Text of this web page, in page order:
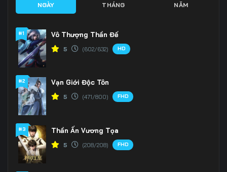
NGÀY THÁNG NĂM
#1 Vô Thượng Thần Đế
5 (602/632) HD
#2 Vạn Giới Độc Tôn
5 (471/800) FHD
#3 Thần Ấn Vương Tọa
5 (208/208) FHD